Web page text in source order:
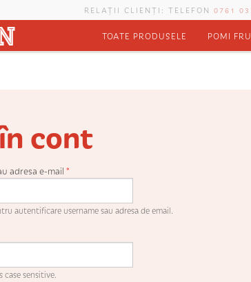
RELAȚII CLIENȚI: TELEFON 0761
TOATE PRODUSELE POMI
cont
adresa e-mail *
autentificare username sau adresa de email.
case sensitive.